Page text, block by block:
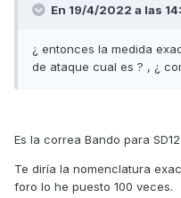
En 19/4/2022 a las
¿ entonces la medida
de ataque cual es ? , ¿
Es la correa Bando para
Te diría la nomenclatura
foro lo he puesto 100 veces.